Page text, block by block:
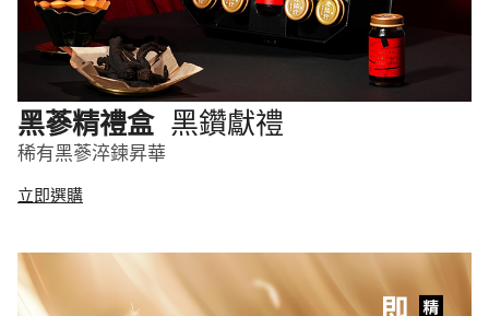
黑蔘精禮盒 黑鑽獻禮
稀有黑蔘淬鍊昇華
立即選購